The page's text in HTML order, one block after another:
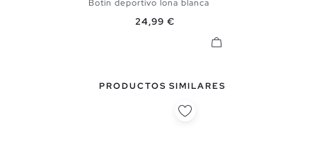
Botín deportivo lona blanca
Precio
24,99 €
PRODUCTOS SIMILARES